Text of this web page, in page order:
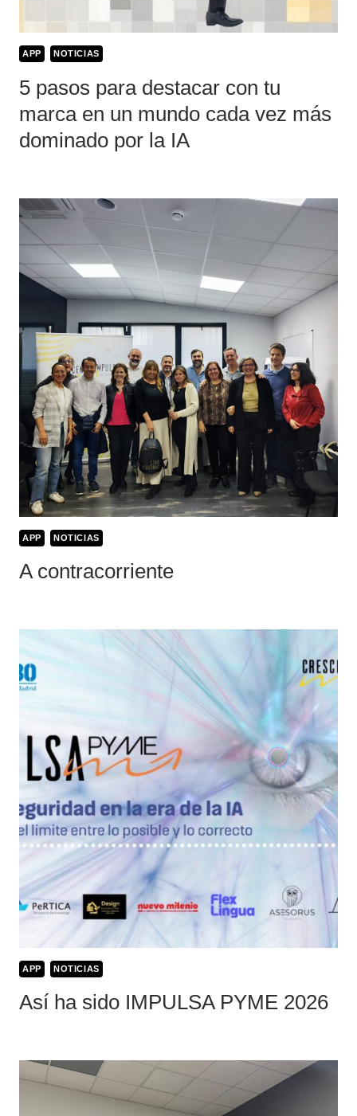
APP NOTICIAS
5 pasos para destacar con tu
marca en un mundo cada vez más
dominado por la IA
APP NOTICIAS
A contracorriente
APP NOTICIAS
Así ha sido IMPULSA PYME 2026